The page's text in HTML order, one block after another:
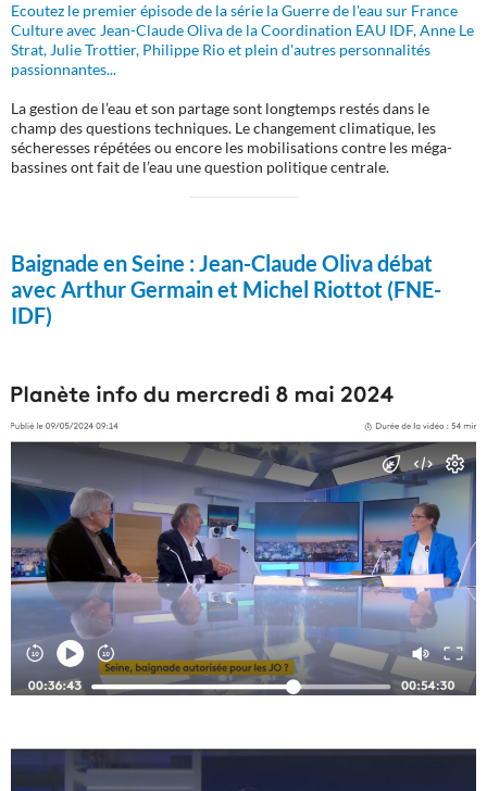
Ecoutez le premier épisode de la série la Guerre de l'eau sur France
Culture avec Jean-Claude Oliva de la Coordination EAU IDF, Anne Le
Strat, Julie Trottier, Philippe Rio et plein d'autres personnalités
passionnantes...
La gestion de l’eau et son partage sont longtemps restés dans le
champ des questions techniques. Le changement climatique, les
sécheresses répétées ou encore les mobilisations contre les méga-
bassines ont fait de l’eau une question politique centrale.
Baignade en Seine :Jean-Claude Oliva débat
avec Arthur Germain et Michel Riottot (FNE-
IDF)